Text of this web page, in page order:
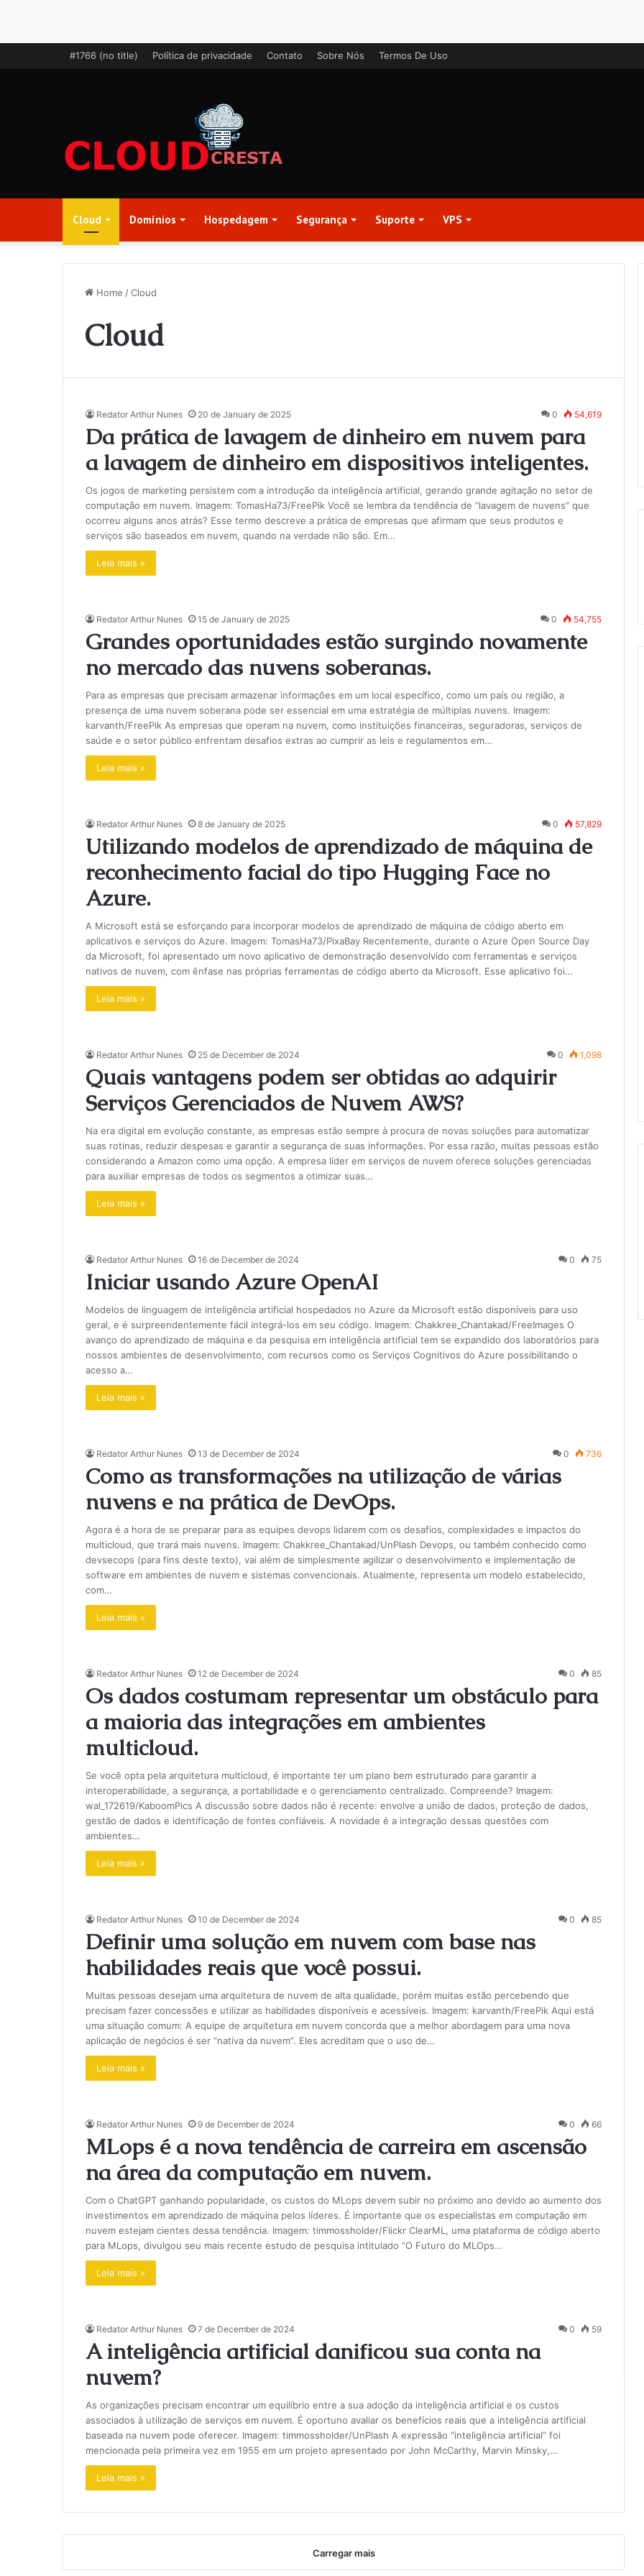
#1766 (no title) Política de privacidade Contato Sobre Nós Termos De Uso
Cloud Domínios Hospedagem Segurança Suporte VPS
Home /Cloud
Cloud
Redator Arthur Nunes 20 de January de 2025 0 54,619
Da prática de lavagem de dinheiro em nuvem para
a lavagem de dinheiro em dispositivos inteligentes.
Os jogos de marketing persistem com a introdução da inteligência artificial, gerando grande agitação no setor de
computação em nuvem. Imagem: TomasHa73/FreePik Você se lembra da tendência de “lavagem de nuvens” que
ocorreu alguns anos atrás? Esse termo descreve a prática de empresas que afirmam que seus produtos e
serviços são baseados em nuvem, quando na verdade não são. Em…
Leia mais »
Redator Arthur Nunes 15 de January de 2025 0 54,755
Grandes oportunidades estão surgindo novamente
no mercado das nuvens soberanas.
Para as empresas que precisam armazenar informações em um local específico, como um país ou região, a
presença de uma nuvem soberana pode ser essencial em uma estratégia de múltiplas nuvens. Imagem:
karvanth/FreePik As empresas que operam na nuvem, como instituições financeiras, seguradoras, serviços de
saúde e o setor público enfrentam desafios extras ao cumprir as leis e regulamentos em…
Leia mais »
Redator Arthur Nunes 8 de January de 2025 0 57,829
Utilizando modelos de aprendizado de máquina de
reconhecimento facial do tipo Hugging Face no
Azure.
A Microsoft está se esforçando para incorporar modelos de aprendizado de máquina de código aberto em
aplicativos e serviços do Azure. Imagem: TomasHa73/PixaBay Recentemente, durante o Azure Open Source Day
da Microsoft, foi apresentado um novo aplicativo de demonstração desenvolvido com ferramentas e serviços
nativos de nuvem, com ênfase nas próprias ferramentas de código aberto da Microsoft. Esse aplicativo foi…
Leia mais »
Redator Arthur Nunes 25 de December de 2024 0 1,098
Quais vantagens podem ser obtidas ao adquirir
Serviços Gerenciados de Nuvem AWS?
Na era digital em evolução constante, as empresas estão sempre à procura de novas soluções para automatizar
suas rotinas, reduzir despesas e garantir a segurança de suas informações. Por essa razão, muitas pessoas estão
considerando a Amazon como uma opção. A empresa líder em serviços de nuvem oferece soluções gerenciadas
para auxiliar empresas de todos os segmentos a otimizar suas…
Leia mais »
Redator Arthur Nunes 16 de December de 2024 0 75
Iniciar usando Azure OpenAI
Modelos de linguagem de inteligência artificial hospedados no Azure da Microsoft estão disponíveis para uso
geral, e é surpreendentemente fácil integrá-los em seu código. Imagem: Chakkree_Chantakad/FreeImages O
avanço do aprendizado de máquina e da pesquisa em inteligência artificial tem se expandido dos laboratórios para
nossos ambientes de desenvolvimento, com recursos como os Serviços Cognitivos do Azure possibilitando o
acesso a…
Leia mais »
Redator Arthur Nunes 13 de December de 2024 0 736
Como as transformações na utilização de várias
nuvens e na prática de DevOps.
Agora é a hora de se preparar para as equipes devops lidarem com os desafios, complexidades e impactos do
multicloud, que trará mais nuvens. Imagem: Chakkree_Chantakad/UnPlash Devops, ou também conhecido como
devsecops (para fins deste texto), vai além de simplesmente agilizar o desenvolvimento e implementação de
software em ambientes de nuvem e sistemas convencionais. Atualmente, representa um modelo estabelecido,
com…
Leia mais »
Redator Arthur Nunes 12 de December de 2024 0 85
Os dados costumam representar um obstáculo para
a maioria das integrações em ambientes
multicloud.
Se você opta pela arquitetura multicloud, é importante ter um plano bem estruturado para garantir a
interoperabilidade, a segurança, a portabilidade e o gerenciamento centralizado. Compreende? Imagem:
wal_172619/KaboomPics A discussão sobre dados não é recente: envolve a união de dados, proteção de dados,
gestão de dados e identificação de fontes confiáveis. A novidade é a integração dessas questões com
ambientes…
Leia mais »
Redator Arthur Nunes 10 de December de 2024 0 85
Definir uma solução em nuvem com base nas
habilidades reais que você possui.
Muitas pessoas desejam uma arquitetura de nuvem de alta qualidade, porém muitas estão percebendo que
precisam fazer concessões e utilizar as habilidades disponíveis e acessíveis. Imagem: karvanth/FreePik Aqui está
uma situação comum: A equipe de arquitetura em nuvem concorda que a melhor abordagem para uma nova
aplicação de negócios é ser “nativa da nuvem”. Eles acreditam que o uso de…
Leia mais »
Redator Arthur Nunes 9 de December de 2024 0 66
MLops é a nova tendência de carreira em ascensão
na área da computação em nuvem.
Com o ChatGPT ganhando popularidade, os custos do MLops devem subir no próximo ano devido ao aumento dos
investimentos em aprendizado de máquina pelos líderes. É importante que os especialistas em computação em
nuvem estejam cientes dessa tendência. Imagem: timmossholder/Flickr ClearML, uma plataforma de código aberto
para MLops, divulgou seu mais recente estudo de pesquisa intitulado “O Futuro do MLOps…
Leia mais »
Redator Arthur Nunes 7 de December de 2024 0 59
A inteligência artificial danificou sua conta na
nuvem?
As organizações precisam encontrar um equilíbrio entre a sua adoção da inteligência artificial e os custos
associados à utilização de serviços em nuvem. É oportuno avaliar os benefícios reais que a inteligência artificial
baseada na nuvem pode oferecer. Imagem: timmossholder/UnPlash A expressão “inteligência artificial” foi
mencionada pela primeira vez em 1955 em um projeto apresentado por John McCarthy, Marvin Minsky,…
Leia mais »
Carregar mais